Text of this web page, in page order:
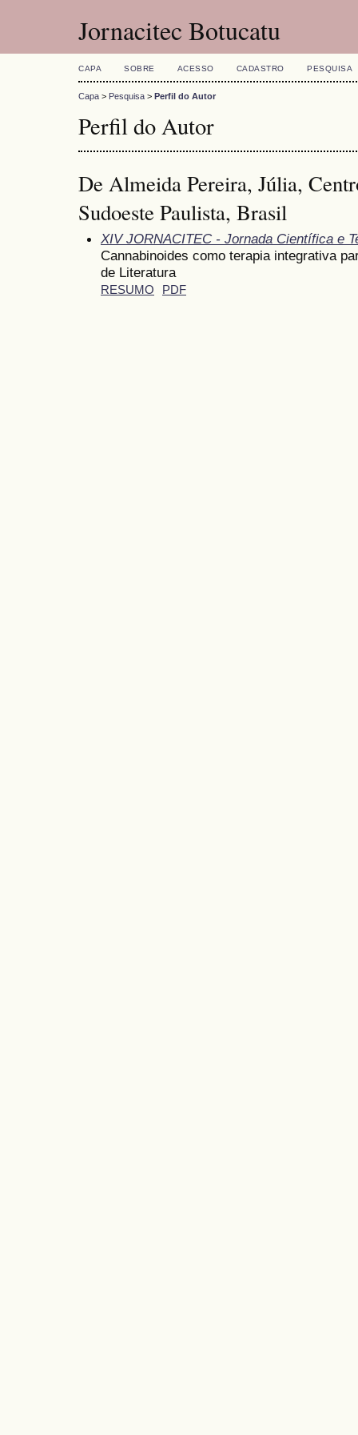
Jornacitec Botucatu
CAPA SOBRE ACESSO CADASTRO PESQUISA
Capa > Pesquisa > Perfil do Autor
Perfil do Autor
De Almeida Pereira, Júlia,
Sudoeste Paulista, Brasil
XIV JORNACITEC - Jornada Científica e
Cannabinoides como terapia integrativa
de Literatura
RESUMO PDF